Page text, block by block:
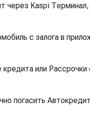
через Kaspi
с залога в
или